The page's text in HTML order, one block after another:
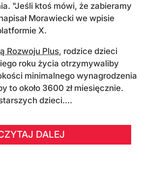
"Jeśli ktoś mówi, że zabieramy
Morawiecki we wpisie
X.
Rozwoju Plus, rodzice dzieci
roku życia otrzymywaliby
minimalnego wynagrodzenia
to około 3600 zł miesięcznie.
dzieci....
DALEJ